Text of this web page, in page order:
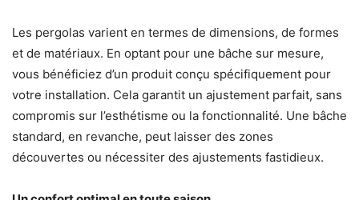
Les pergolas varient en termes de dimensions, de formes
et de matériaux. En optant pour une bâche sur mesure,
vous bénéficiez d’un produit conçu spécifiquement pour
votre installation. Cela garantit un ajustement parfait, sans
compromis sur l’esthétisme ou la fonctionnalité. Une bâche
standard, en revanche, peut laisser des zones
découvertes ou nécessiter des ajustements fastidieux.